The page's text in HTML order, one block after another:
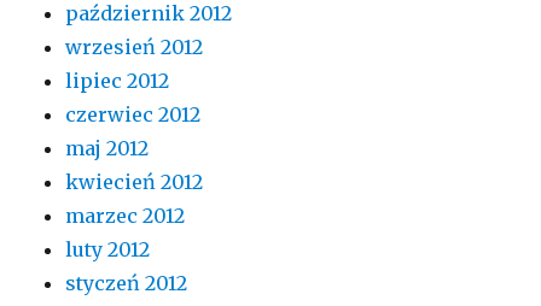
październik 2012
wrzesień 2012
lipiec 2012
czerwiec 2012
maj 2012
kwiecień 2012
marzec 2012
luty 2012
styczeń 2012